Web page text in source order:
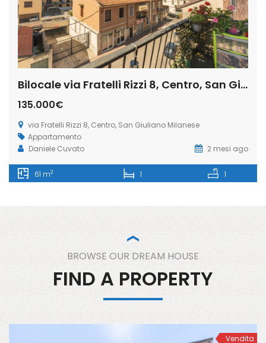
Bilocale via Fratelli Rizzi 8, Centro, San Giuliano Milanese (Rif. SGM88)
135.000€
via Fratelli Rizzi 8, Centro, San Giuliano Milanese
Appartamento
Daniele Cuvato
2 mesi ago
61 m2 1 1
BROWSE OUR DREAM HOUSE
FIND A PROPERTY
Vendita